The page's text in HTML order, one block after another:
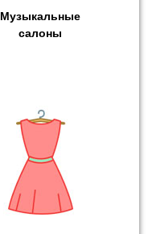
Музыкальные
салоны